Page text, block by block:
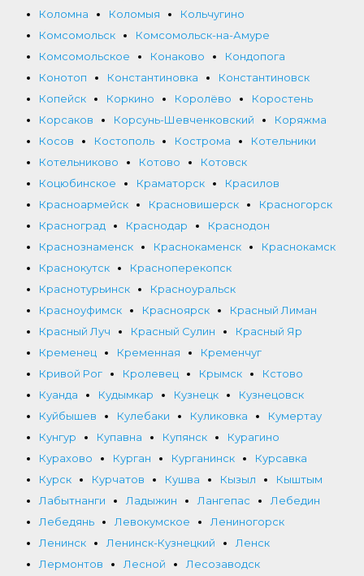
Коломна
Коломыя
Кольчугино
Комсомольск
Комсомольск-на-Амуре
Комсомольское
Конаково
Кондопога
Конотоп
Константиновка
Константиновск
Копейск
Коркино Королёво
Коростень
Корсаков
Корсунь-Шевченковский
Коряжма
Косов
Костополь Кострома
Котельники
Котельниково
Котово
Котовск
Коцюбинское
Краматорск
Красилов
Красноармейск
Красновишерск
Красногорск
Красноград
Краснодар
Краснодон
Краснознаменск
Краснокаменск
Краснокамск
Краснокутск
Красноперекопск
Краснотурьинск
Красноуральск
Красноуфимск
Красноярск
Красный Лиман
Красный Луч
Красный Сулин
Красный Яр
Кременец
Кременная
Кременчуг
Кривой Рог
Кролевец Крымск
Кстово
Куанда
Кудымкар Кузнецк
Кузнецовск
Куйбышев
Кулебаки Куликовка
Кумертау
Кунгур
Купавна Купянск
Курагино
Курахово
Курган Курганинск
Курсавка
Курск
Курчатов Кушва Кызыл
Кыштым
Лабытнанги
Ладыжин Лангепас
Лебедин
Лебедянь
Левокумское
Лениногорск
Ленинск
Ленинск-Кузнецкий
Ленск
Лермонтов
Лесной
Лесозаводск